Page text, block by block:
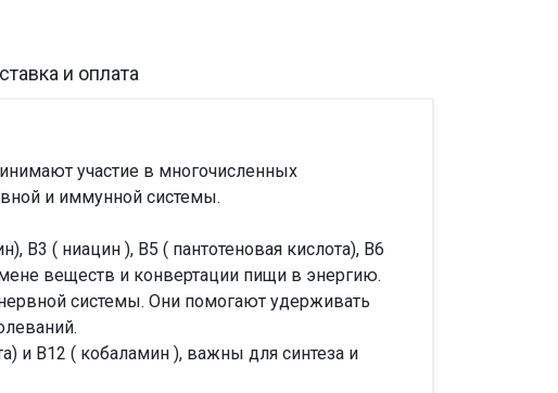
и оплата
участие в многочисленных
и иммунной системы.
B3 ( ниацин ), B5 ( пантотеновая кислота), B6
веществ и конвертации пищи в энергию.
системы. Они помогают удерживать
и B12 ( кобаламин ), важны для синтеза и